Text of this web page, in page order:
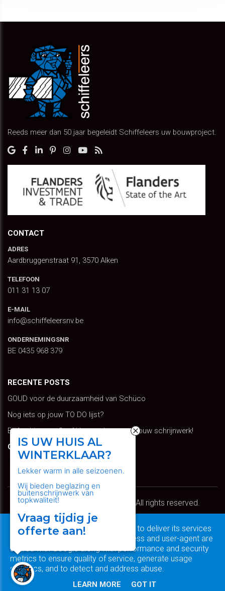
Reeds meer dan 50 jaar begeleidt Schiffeleers uw bouwproject.
CONTACT
ADRES
Aardbruggenstraat 91, 3570 Alken
TELEFOON
011 31 13 07
E-MAIL
info@schiffeleersnv.be
ONDERNEMINGSNR
BE 0435 968 379
RECENTE POSTS
GOUD voor de duurzaamheid van Schüco
Nog iets op jouw TO DO lijst?
Blijf schitteren: Geef kleur en leven aan jouw schrijnwerk!
GOOGLE TRANSLATE
Copyright © 2026 Schiffeleers. All rights reserved.
Privacy & Cookies
This site uses cookies from Google to deliver its services
and to analyze traffic. Your IP address and user-agent are
shared with Google along with performance and security
metrics to ensure quality of service, generate usage
statistics, and to detect and address abuse.
LEARN MORE GOT IT
IS UW HUIS AL
WINTERKLAAR?
Lekker warm in alle seizoenen.
Wij bieden beglazing en
buitenschrijnwerk van
topkwaliteit!
Vraag tijdig je
offerte aan!